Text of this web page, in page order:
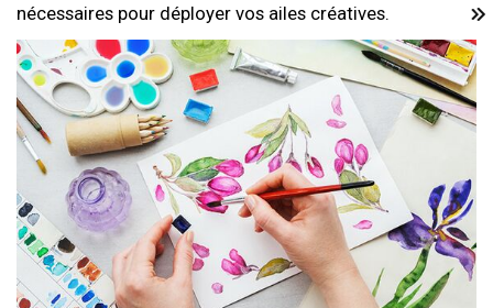
nécessaires pour déployer vos ailes créatives.